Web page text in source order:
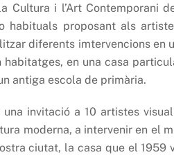
Cultura i l’Art Contemporani
habituals proposant als
diferents imtervencions en
en una casa
antiga escola de primària.
una invitació a 10 artistes
moderna, a intervenir en el
ciutat, la casa que el 1959